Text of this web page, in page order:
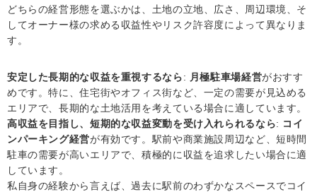
どちらの経営形態を選ぶかは、土地の立地、広さ、周辺環境、そ
してオーナー様の求める収益性やリスク許容度によって異なりま
す。
安定した長期的な収益を重視するなら: 月極駐車場経営がおすす
めです。特に、住宅街やオフィス街など、一定の需要が見込める
エリアで、長期的な土地活用を考えている場合に適しています。
高収益を目指し、短期的な収益変動を受け入れられるなら: コイ
ンパーキング経営が有効です。駅前や商業施設周辺など、短時間
駐車の需要が高いエリアで、積極的に収益を追求したい場合に適
しています。
私自身の経験から言えば、過去に駅前のわずかなスペースでコイ